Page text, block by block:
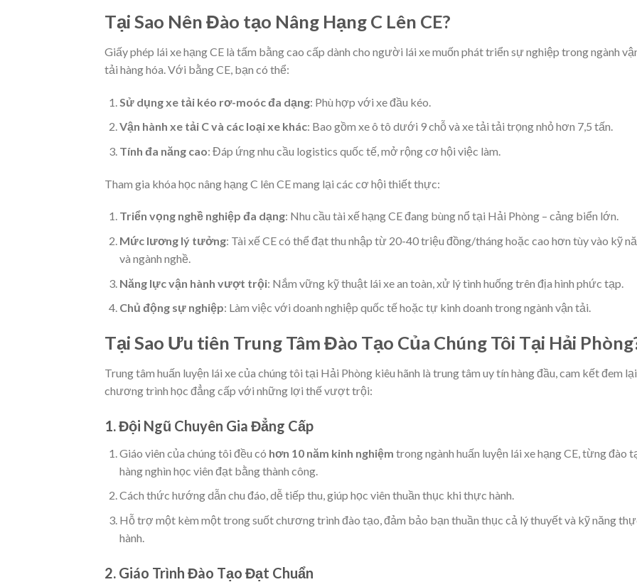
Tại Sao Nên Đào tạo Nâng Hạng C Lên CE?
Giấy phép lái xe hạng CE là tấm bằng cao cấp dành cho người lái xe muốn phát triển sự nghiệp trong ngành
tải hàng hóa. Với bằng CE, bạn có thể:
Sử dụng xe tải kéo rơ-moóc đa dạng: Phù hợp với xe đầu kéo.
Vận hành xe tải C và các loại xe khác: Bao gồm xe ô tô dưới 9 chỗ và xe tải tải trọng nhỏ hơn 7,5 tấn.
Tính đa năng cao: Đáp ứng nhu cầu logistics quốc tế, mở rộng cơ hội việc làm.
Tham gia khóa học nâng hạng C lên CE mang lại các cơ hội thiết thực:
Triển vọng nghề nghiệp đa dạng: Nhu cầu tài xế hạng CE đang bùng nổ tại Hải Phòng – cảng biển lớn.
Mức lương lý tưởng: Tài xế CE có thể đạt thu nhập từ 20-40 triệu đồng/tháng hoặc cao hơn tùy vào kỹ
và ngành nghề.
Năng lực vận hành vượt trội: Nắm vững kỹ thuật lái xe an toàn, xử lý tình huống trên địa hình phức tạp.
Chủ động sự nghiệp: Làm việc với doanh nghiệp quốc tế hoặc tự kinh doanh trong ngành vận tải.
Tại Sao Ưu tiên Trung Tâm Đào Tạo Của Chúng Tôi Tại Hải
Trung tâm huấn luyện lái xe của chúng tôi tại Hải Phòng kiêu hãnh là trung tâm uy tín hàng đầu, cam kết đem lại
chương trình học đẳng cấp với những lợi thế vượt trội:
1. Đội Ngũ Chuyên Gia Đẳng Cấp
Giáo viên của chúng tôi đều có hơn 10 năm kinh nghiệm trong ngành huấn luyện lái xe hạng CE, từng đào
hàng nghìn học viên đạt bằng thành công.
Cách thức hướng dẫn chu đáo, dễ tiếp thu, giúp học viên thuần thục khi thực hành.
Hỗ trợ một kèm một trong suốt chương trình đào tạo, đảm bảo bạn thuần thục cả lý thuyết và kỹ năng
hành.
2. Giáo Trình Đào Tạo Đạt Chuẩn